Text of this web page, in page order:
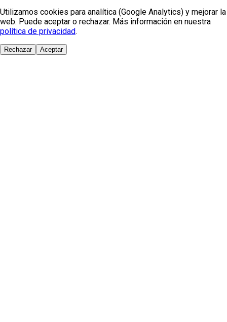
Utilizamos cookies para analítica (Google Analytics) y mejorar la
web. Puede aceptar o rechazar. Más información en nuestra
política de privacidad.
Rechazar Aceptar